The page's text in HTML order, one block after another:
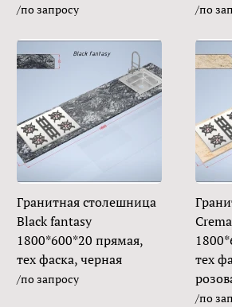
/по запросу /по
Гранитная столешница
Black fantasy
1800*600*20 прямая,
тех фаска, черная
/по запросу
тех
/по